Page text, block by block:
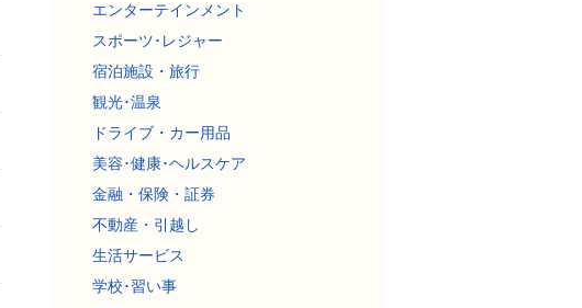
エンターテインメント
スポーツ･レジャー
宿泊施設・旅行
観光･温泉
ドライブ・カー用品
美容･健康･ヘルスケア
金融・保険・証券
不動産・引越し
生活サービス
学校･習い事